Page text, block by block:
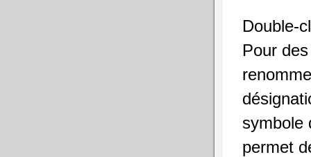
Double-
Pour
symbole
permet